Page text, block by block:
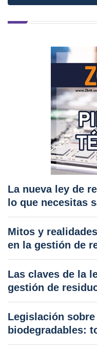
La nueva ley de
lo que necesitas
Mitos y
en la gestión de
Las claves de la
gestión de
Legislación
biodegradables: